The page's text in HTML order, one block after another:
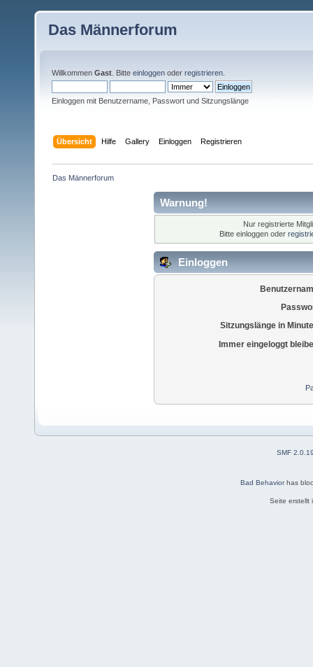
Das Männerforum
Willkommen Gast . Bitte einloggen oder registrieren
Einloggen mit Benutzername, Passwort und Sitzungslänge
Übersicht Hilfe Gallery Einloggen Registrieren
Das Männerforum
Warnung!
Nur registrierte
Bitte einloggen oder
Einloggen
Sitzungslänge in
Immer eingeloggt
SMF
Bad Behaviorhas
Seite erstellt